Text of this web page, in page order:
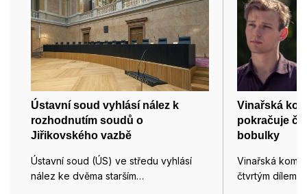
Ústavní soud vyhlásí nález k
rozhodnutím soudů o
Jiřikovského vazbě
Ústavní soud (ÚS) ve středu vyhlásí
nález ke dvěma starším…
Vinařská
pokračuje
bobulky
Vinařská
čtvrtým dílem